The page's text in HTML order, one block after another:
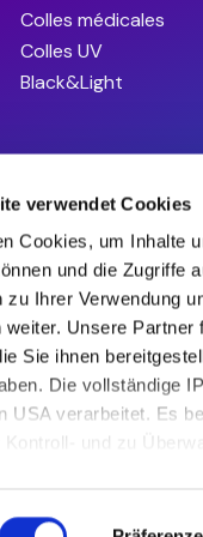
verwendet Cookies
Cookies, um Inhalte
und die Zugriffe
zu Ihrer Verwendung
weiter. Unsere
Sie ihnen
Die vollständige
USA verarbeitet. Es
Kontroll- und zu
werden. Wenn Sie
Colles médicales
Colles UV
Black&Light
légales